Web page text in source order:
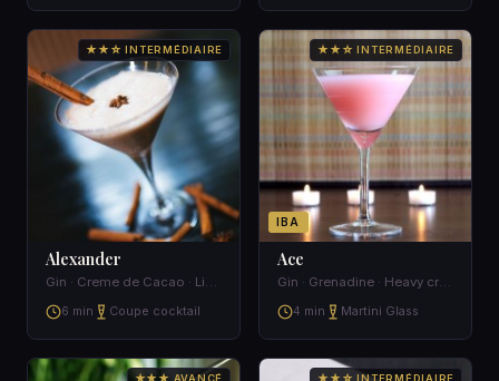
★★☆ INTERMÉDIAIRE
Alexander
Gin · Creme de Cacao · Light cream · Nutmeg
6 min
Coupe cocktail
★★☆ INTERMÉDIAIRE
IBA
Ace
Gin · Grenadine · Heavy cream · Milk
4 min
Martini Glass
★★★ AVANCÉ ★★☆ INTERMÉDIAIRE